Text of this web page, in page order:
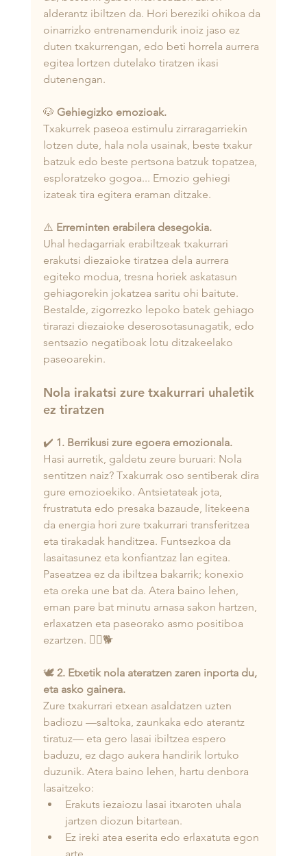
alderantz ibiltzen da. Hori bereziki ohikoa da
oinarrizko entrenamendurik inoiz jaso ez
duten txakurrengan, edo beti horrela aurrera
egitea lortzen dutelako tiratzen ikasi
dutenengan.
🐶 Gehiegizko emozioak.
Txakurrek paseoa estimulu zirraragarriekin
lotzen dute, hala nola usainak, beste txakur
batzuk edo beste pertsona batzuk topatzea,
esploratzeko gogoa... Emozio gehiegi
izateak tira egitera eraman ditzake.
⚠️ Erreminten erabilera desegokia.
Uhal hedagarriak erabiltzeak txakurrari
erakutsi diezaioke tiratzea dela aurrera
egiteko modua, tresna horiek askatasun
gehiagorekin jokatzea saritu ohi baitute.
Bestalde, zigorrezko lepoko batek gehiago
tirarazi diezaioke deserosotasunagatik, edo
sentsazio negatiboak lotu ditzakeelako
paseoarekin.
Nola irakatsi zure txakurrari uhaletik
ez tiratzen
✔️ 1. Berrikusi zure egoera emozionala.
Hasi aurretik, galdetu zeure buruari: Nola
sentitzen naiz? Txakurrak oso sentiberak dira
gure emozioekiko. Antsietateak jota,
frustratuta edo presaka bazaude, litekeena
da energia hori zure txakurrari transferitzea
eta tirakadak handitzea. Funtsezkoa da
lasaitasunez eta konfiantzaz lan egitea.
Paseatzea ez da ibiltzea bakarrik; konexio
eta oreka une bat da. Atera baino lehen,
eman pare bat minutu arnasa sakon hartzen,
erlaxatzen eta paseorako asmo positiboa
ezartzen. 🧘‍♂️🐕
🕊️ 2. Etxetik nola ateratzen zaren inporta du,
eta asko gainera.
Zure txakurrari etxean asaldatzen uzten
badiozu —saltoka, zaunkaka edo aterantz
tiratuz— eta gero lasai ibiltzea espero
baduzu, ez dago aukera handirik lortuko
duzunik. Atera baino lehen, hartu denbora
lasaitzeko:
Erakuts iezaiozu lasai itxaroten uhala
jartzen diozun bitartean.
Ez ireki atea eserita edo erlaxatuta egon